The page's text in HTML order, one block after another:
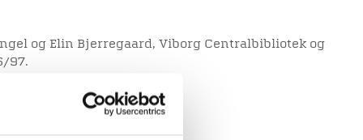
og Elin Bjerregaard, Viborg Centralbibliotek og
97.